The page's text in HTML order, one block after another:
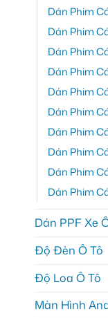
Dán Phim
Dán Phim
Dán Phim
Dán Phim
Dán Phim
Dán Phim
Dán Phim
Dán Phim
Dán Phim
Dán Phim
Dán PPF Xe
Độ Đèn Ô Tô
Độ Loa Ô Tô
Màn Hình